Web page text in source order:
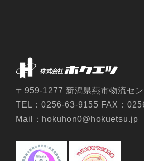
〒959-1277 新潟県燕市物流セ
TEL：0256-63-9155 FAX：
Mail：hokuhon0@hokuetsu.jp